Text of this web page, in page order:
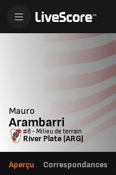
Mauro
Arambarri
#8 - Milieu de terrain
River Plate (ARG)
Aperçu Correspondances